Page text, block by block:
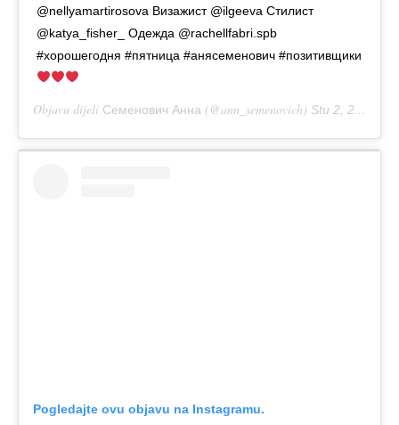
@nellyamartirosova Визажист @ilgeeva Стилист
@katya_fisher_ Одежда @rachellfabri.spb
#хорошегодня #пятница #анясеменович #позитивщики
Objavu dijeli Семенович Анна (@ann_semenovich) Stu 2, 2018 u 1:27 PDT
Pogledajte ovu objavu na Instagramu.